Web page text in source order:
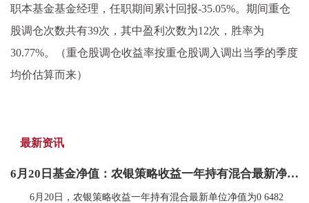
职本基金基金经理，任职期间累计回报-35.05%。期间重仓
股调仓次数共有39次，其中盈利次数为12次，胜率为
30.77%。（重仓股调仓收益率按重仓股调入调出当季的季度
均价估算而来）
最新资讯
6月20日基金净值：农银策略收益一年持有混合最新净值0.6482，跌0.2%-短讯
6月20日，农银策略收益一年持有混合最新单位净值为0 6482